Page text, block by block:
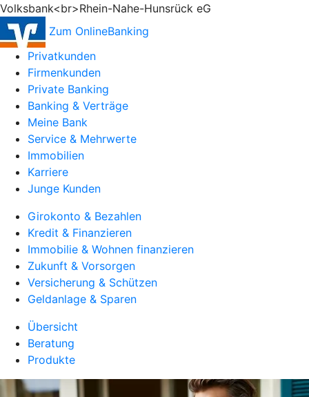
Volksbank<br>Rhein-Nahe-Hunsrück eG
Zum OnlineBanking
Privatkunden
Firmenkunden
Private Banking
Banking & Verträge
Meine Bank
Service & Mehrwerte
Immobilien
Karriere
Junge Kunden
Girokonto & Bezahlen
Kredit & Finanzieren
Immobilie & Wohnen finanzieren
Zukunft & Vorsorgen
Versicherung & Schützen
Geldanlage & Sparen
Übersicht
Beratung
Produkte